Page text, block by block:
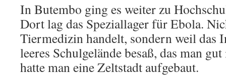
In Butembo ging es weiter zu
Dort lag das Speziallager für Ebola.
Tiermedizin handelt, sondern weil das
leeres Schulgelände besaß, das man
hatte man eine Zeltstadt aufgebaut.